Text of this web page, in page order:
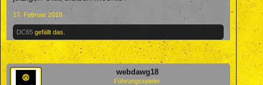
17. Februar 2018
DC65 gefällt das.
webdawg18
Führungsspieler